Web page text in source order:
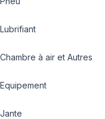
Lubrifiant
Chambre à air et Autres
Equipement
Jante